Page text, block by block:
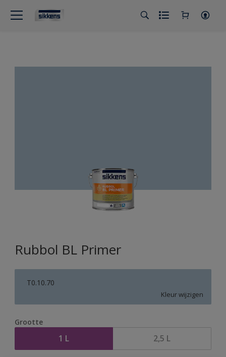
Rubbol BL Primer
T0.10.70
Kleur wijzigen
Grootte
1 L 2,5 L